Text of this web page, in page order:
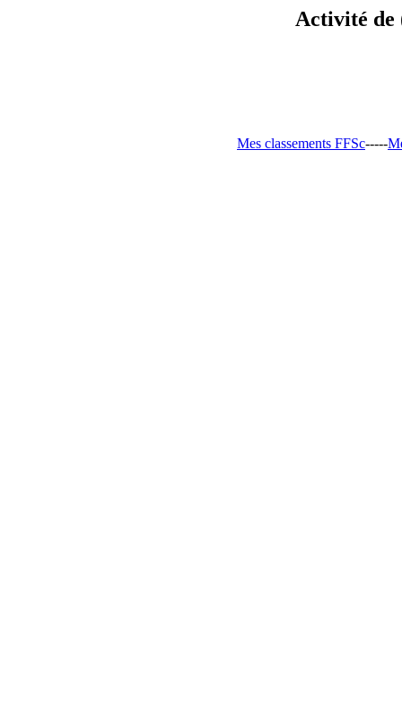
Activité de
Mes classements FFSc-----